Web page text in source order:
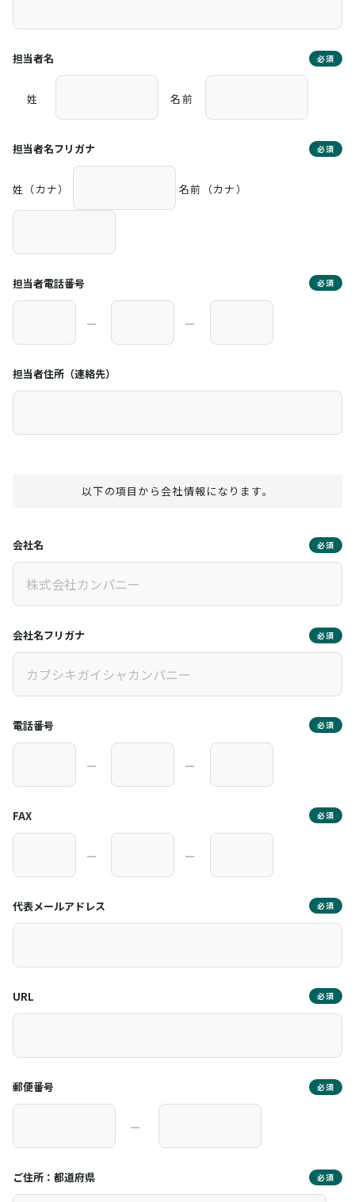
担当者名 必須
姓 名前
担当者名フリガナ 必須
姓（カナ） 名前（カナ）
担当者電話番号 必須
― ―
担当者住所（連絡先）
以下の項目から会社情報になります。
会社名 必須
会社名フリガナ 必須
電話番号 必須
― ―
FAX 必須
― ―
代表メールアドレス 必須
URL 必須
郵便番号 必須
―
ご住所：都道府県 必須